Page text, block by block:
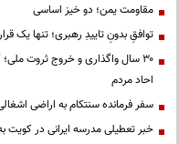
مقاومت یمن؛ دو خیز اساسی
توافقِ بدونِ تاییدِ رهبری؛ تنها یک
۳۰ سال واگذاری و خروج ثروت
احاد مردم
سفر فرمانده سنتکام به اراضی
خبر تعطیلی مدرسه ایرانی در